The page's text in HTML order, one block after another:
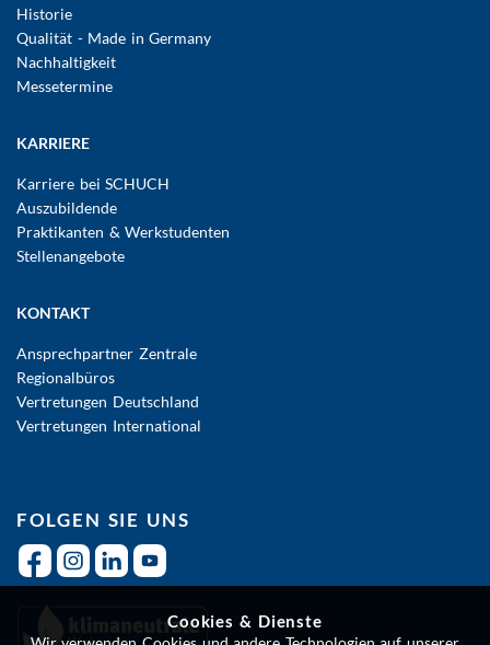
Historie
Qualität - Made in Germany
Nachhaltigkeit
Messetermine
KARRIERE
Karriere bei SCHUCH
Auszubildende
Praktikanten & Werkstudenten
Stellenangebote
KONTAKT
Ansprechpartner Zentrale
Regionalbüros
Vertretungen Deutschland
Vertretungen International
FOLGEN SIE UNS
Cookies & Dienste